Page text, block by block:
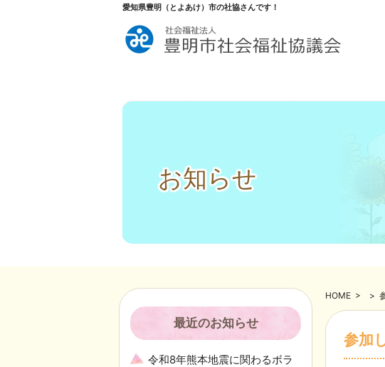
愛知県豊明（とよあけ）市の社協さんです！
お知らせ
HOME > >
参加
最近のお知らせ
令和8年熊本地震に関わるボラ